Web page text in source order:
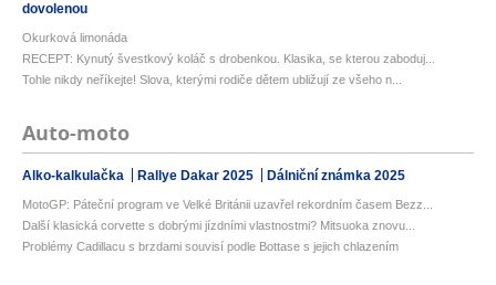
dovolenou
Okurková limonáda
RECEPT: Kynutý švestkový koláč s drobenkou. Klasika, se kterou zaboduj...
Tohle nikdy neříkejte! Slova, kterými rodiče dětem ubližují ze všeho n...
Auto-moto
Alko-kalkulačka Rallye Dakar 2025 Dálniční známka 2025
MotoGP: Páteční program ve Velké Británii uzavřel rekordním časem Bezz...
Další klasická corvette s dobrými jízdními vlastnostmi? Mitsuoka znovu...
Problémy Cadillacu s brzdami souvisí podle Bottase s jejich chlazením